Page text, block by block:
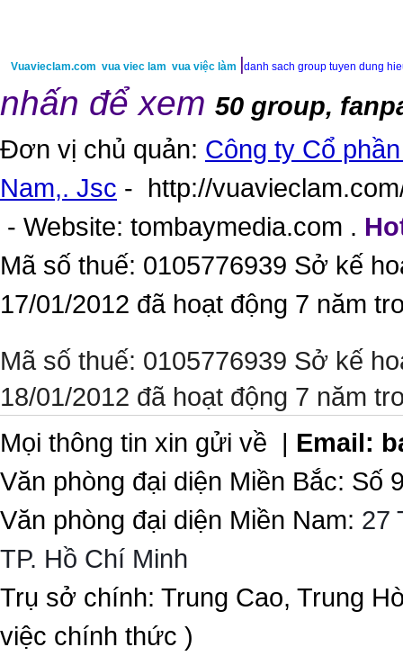
Vuavieclam.com vua viec lam vua việc làm |danh sach group tuyen dung
nhấn để xem 50 group,
Đơn vị chủ quản: Công ty Cổ
Nam,. Jsc - http://
- Website: tombaymedia.com .
Mã số thuế: 0105776939 Sở kế
17/01/2012 đã hoạt động 7 năm
Mã số thuế: 0105776939 Sở kế
18/01/2012 đã hoạt động 7 năm
Mọi thông tin xin gửi về | Email:
Văn phòng đại diện Miền Bắc:
Văn phòng đại diện Miền Nam: 27
TP. Hồ Chí Minh
Trụ sở chính: Trung Cao, Trung
việc chính thức )